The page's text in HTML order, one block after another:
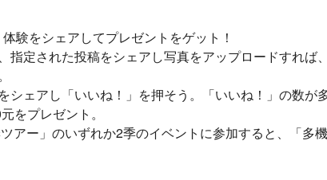
験をシェアしてプレゼントをゲット！
指定された投稿をシェアし写真をアップロードすれば
シェアし「いいね！」を押そう。「いいね！」の数が
をプレゼント。
アー」のいずれか2季のイベントに参加すると、「多